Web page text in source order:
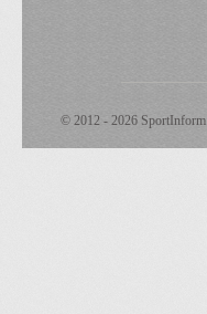
© 2012 - 2026